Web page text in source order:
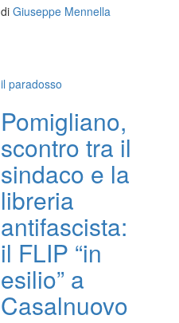
di Giuseppe Mennella
il paradosso
Pomigliano,
scontro tra il
sindaco e la
libreria
antifascista:
il FLIP “in
esilio” a
Casalnuovo